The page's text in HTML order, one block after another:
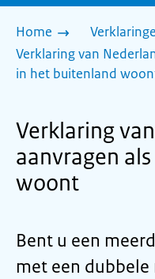
Home
Verklaring van
in het buitenland
Verklaring
aanvragen
woont
Bent u een
met een